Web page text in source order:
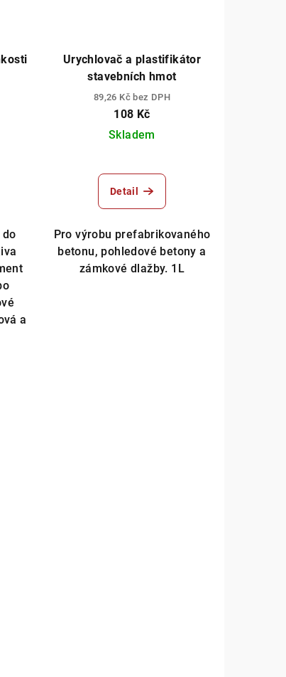
a
Urychlovač a plastifikátor
stavebních hmot
89,26 Kč bez DPH
108 Kč
Skladem
Detail
Pro výrobu prefabrikovaného
betonu, pohledové betony a
zámkové dlažby. 1L